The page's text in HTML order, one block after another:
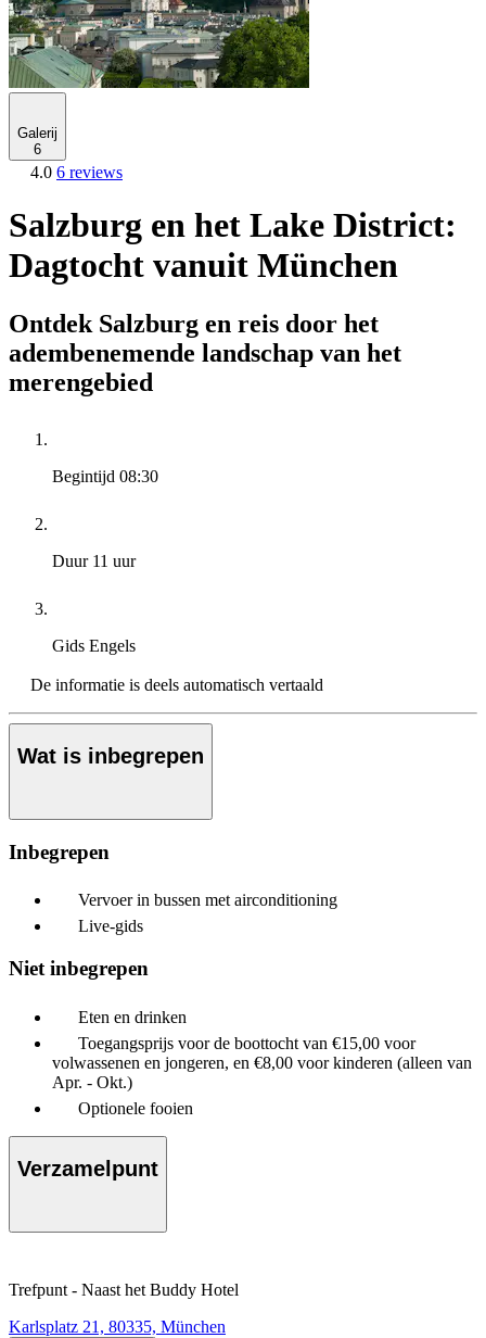
Galerij
6
4.0 6 reviews
Salzburg en het Lake District:
Dagtocht vanuit München
Ontdek Salzburg en reis door het
adembenemende landschap van het
merengebied
Begintijd 08:30
Duur 11 uur
Gids Engels
De informatie is deels automatisch vertaald
Wat is inbegrepen
Inbegrepen
Vervoer in bussen met airconditioning
Live-gids
Niet inbegrepen
Eten en drinken
Toegangsprijs voor de boottocht van €15,00 voor
volwassenen en jongeren, en €8,00 voor kinderen (alleen van
Apr. - Okt.)
Optionele fooien
Verzamelpunt
Trefpunt - Naast het Buddy Hotel
Karlsplatz 21, 80335, München